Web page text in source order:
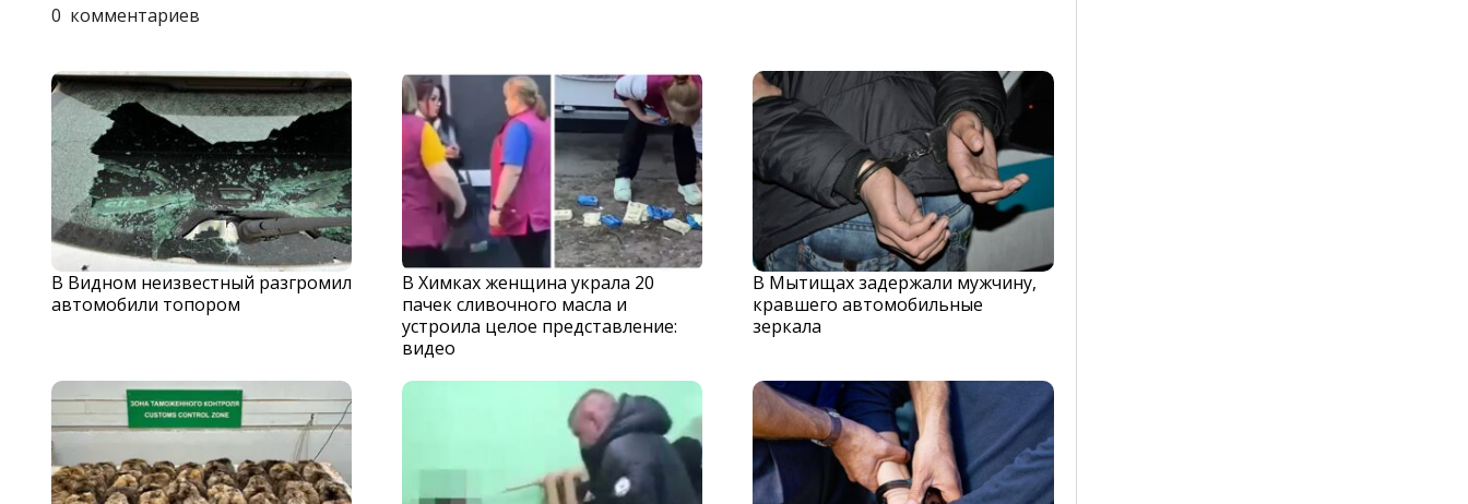
0 комментариев
В Видном неизвестный разгромил
автомобили топором
В Химках женщина украла 20
пачек сливочного масла и
устроила целое представление:
видео
В Мытищах задержали мужчину,
кравшего автомобильные
зеркала